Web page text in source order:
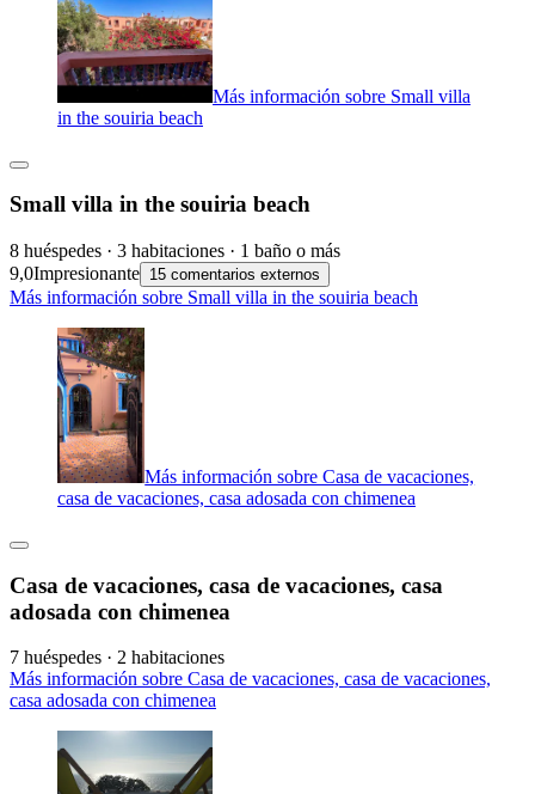
Más información sobre Small villa
in the souiria beach
Small villa in the souiria beach
8 huéspedes · 3 habitaciones · 1 baño o más
9,0Impresionante 15 comentarios externos
Más información sobre Small villa in the souiria beach
Más información sobre Casa de vacaciones,
casa de vacaciones, casa adosada con chimenea
Casa de vacaciones, casa de vacaciones, casa
adosada con chimenea
7 huéspedes · 2 habitaciones
Más información sobre Casa de vacaciones, casa de vacaciones,
casa adosada con chimenea